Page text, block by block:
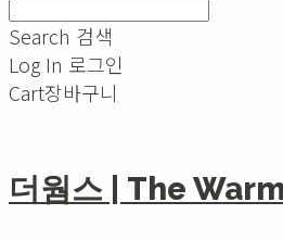
Search 검색
Log In 로그인
Cart장바구니
더웜스 | The